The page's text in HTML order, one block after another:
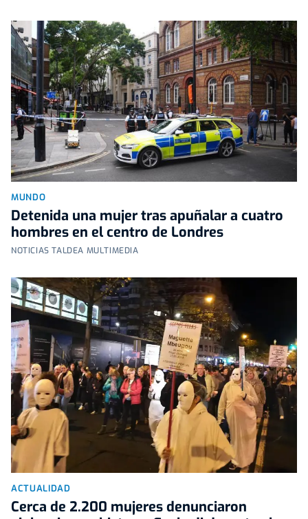
MUNDO
Detenida una mujer tras apuñalar a cuatro
hombres en el centro de Londres
NOTICIAS TALDEA MULTIMEDIA
ACTUALIDAD
Cerca de 2.200 mujeres denunciaron